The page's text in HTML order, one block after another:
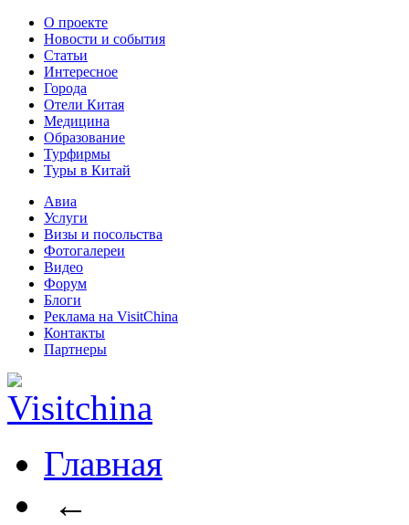
О проекте
Новости и события
Статьи
Интересное
Города
Отели Китая
Медицина
Образование
Турфирмы
Туры в Китай
Авиа
Услуги
Визы и посольства
Фотогалереи
Видео
Форум
Блоги
Реклама на VisitChina
Контакты
Партнеры
Главная
←